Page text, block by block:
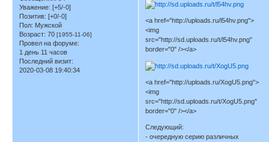
Уважение: [+5/-0]
Позитив: [+0/-0]
Пол: Мужской
Возраст: 70 [1955-11-06]
Провел на форуме:
1 день 11 часов
Последний визит:
2020-03-08 19:40:34
<a href="http://uploads.ru/l54hv.png">
<img
src="http://sd.uploads.ru/t/l54hv.png"
border="0" /></a>
<a href="http://uploads.ru/XogU5.png">
<img
src="http://sd.uploads.ru/t/XogU5.png"
border="0" /></a>
Следующий:
- очередную серию различных